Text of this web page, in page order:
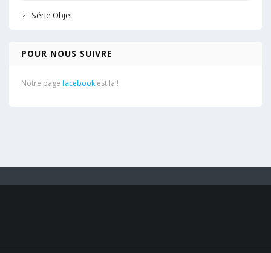
Série Objet
POUR NOUS SUIVRE
Notre pagefacebook est là !